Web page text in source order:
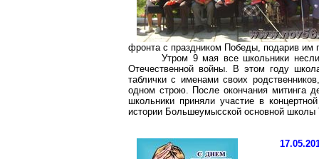
фронта с праздником Победы, подарив им
Утром 9 мая все школьники
Отечественной войны. В этом году
таблички с именами своих
одном строю. После окончания митинга
школьники приняли участие в
истории Большеумысской основной школы